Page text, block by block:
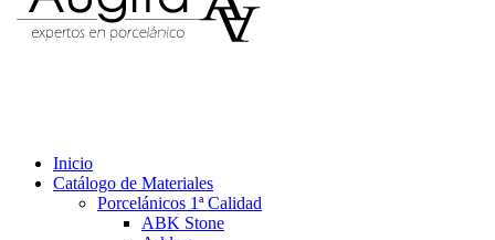
Inicio
Catálogo de Materiales
Porcelánicos 1ª Calidad
ABK Stone